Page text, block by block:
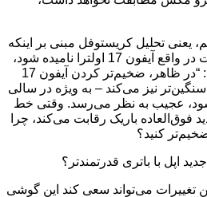
یعنی تحلیل کریستوفل مبنی بر اینکه
پرو مکس امسال ممکن است در واقع آیفون 17 اولترا نامیده شود،
به پایان برسانیم. او می‌پرسد: “در ظاهر، ضخیم‌تر کردن آیفون 17
نیز می‌کند – به ویژه در سالی
می‌شود، عجیب به نظر می‌رسد. وقتی خط
فوق‌العاده باریک رقابت می‌کند، چرا
کنید؟
تغییرات می‌تواند سعی کند این گوشی